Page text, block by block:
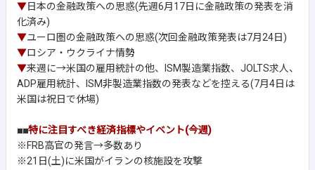
▼日本の金融政策への思惑(先週6月17日に金融政策の発表を消
化済み)
▼ユーロ圏の金融政策への思惑(次回金融政策発表は7月24日)
▼ロシア・ウクライナ情勢
▼来週に→米国の雇用統計の他、ISM製造業指数、JOLTS求人、
ADP雇用統計、ISM非製造業指数の発表などを控える(7月4日は
米国は祝日で休場)
■■特に注目すべき経済指標やイベント(今週)
※FRB高官の発言→多数あり
※21日(土)に米国がイランの核施設を攻撃